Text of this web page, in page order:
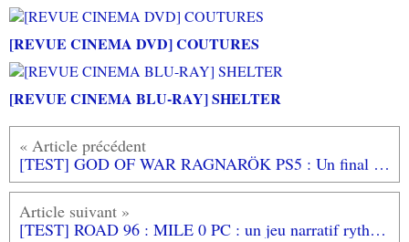
[REVUE CINEMA DVD] COUTURES
[REVUE CINEMA BLU-RAY] SHELTER
[TEST] GOD OF WAR RAGNARÖK PS5 : Un final de la saga nordique tout en beauté!
[TEST] ROAD 96 : MILE 0 PC : un jeu narratif rythmé et accrocheur